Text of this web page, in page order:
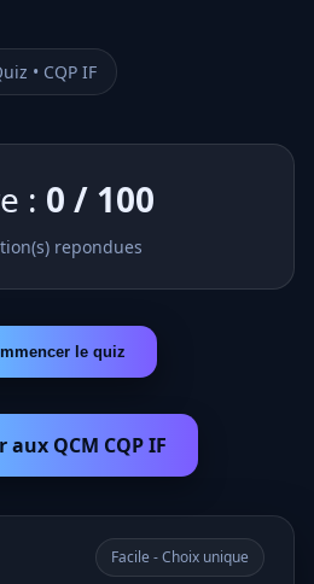
• CQP IF
: 0 / 100
repondues
le quiz
QCM CQP IF
Facile - Choix unique